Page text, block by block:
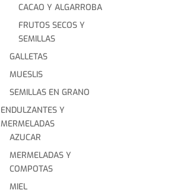
CACAO Y ALGARROBA
FRUTOS SECOS Y
SEMILLAS
GALLETAS
MUESLIS
SEMILLAS EN GRANO
ENDULZANTES Y
MERMELADAS
AZUCAR
MERMELADAS Y
COMPOTAS
MIEL